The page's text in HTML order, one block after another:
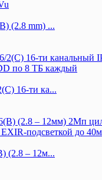
(2.8 mm) ...
16-ти ка...
(2.8 – 12м...